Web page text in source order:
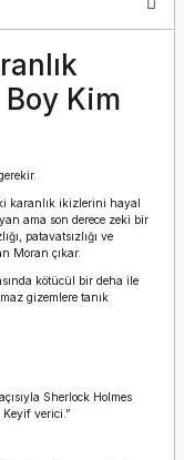
Boy Kim
karanlık ikizlerini hayal
ama son derece zeki bir
patavatsızlığı ve
Moran çıkar.
kötücül bir deha ile
gizemlere tanık
Sherlock Holmes
verici.”